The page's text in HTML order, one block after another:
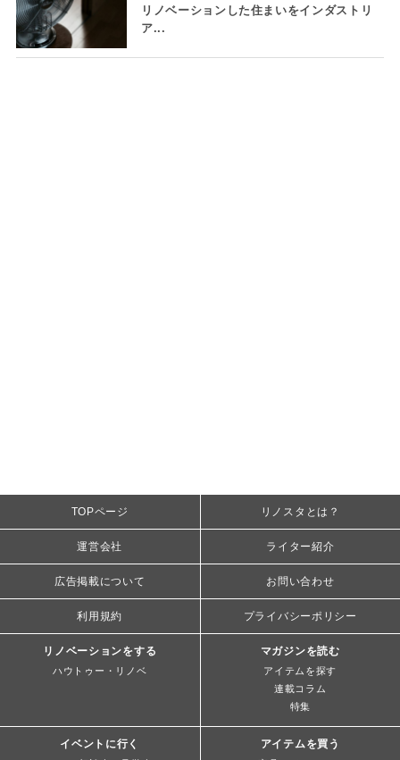
リノベーションした住まいをインダストリ
ア...
TOPページ リノスタとは？
運営会社 ライター紹介
広告掲載について お問い合わせ
利用規約 プライバシーポリシー
リノベーションをする
ハウトゥー・リノベ
マガジンを読む
アイテムを探す
連載コラム
特集
イベントに行く アイテムを買う